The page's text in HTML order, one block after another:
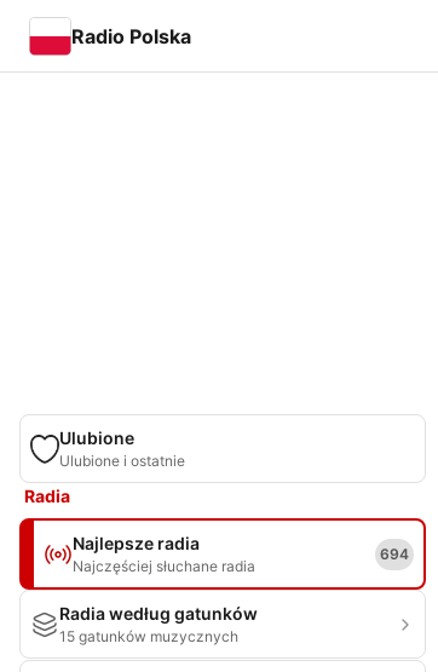
Radio Polska
Ulubione
Ulubione i ostatnie
Radia
Najlepsze radia
Najczęściej słuchane radia
694
Radia według gatunków
15 gatunków muzycznych